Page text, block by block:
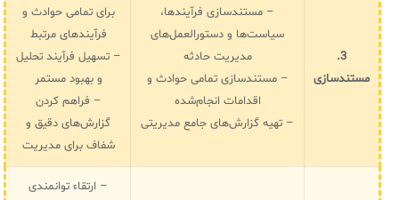
3.
مستندسازی
– مستندسازی فرآیندها،
سیاست‌ها و دستورالعمل‌های
مدیریت حادثه
– مستندسازی تمامی حوادث و
اقدامات انجام‌شده
– تهیه گزارش‌های جامع مدیریتی
برای تمامی حوادث و
فرآیندهای مرتبط
– تسهیل فرآیند تحلیل
و بهبود مستمر
– فراهم کردن
گزارش‌های دقیق و
شفاف برای مدیریت
– ارتقاء توانمندی